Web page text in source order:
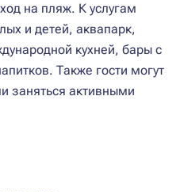
на пляж. К услугам
и детей, аквапарк,
кухней, бары с
Также гости могут
заняться активными